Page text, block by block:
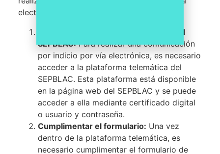
electrónica:
Acceder a la plataforma telemática del
SEPBLAC:Para realizar una comunicación
por indicio por vía electrónica, es necesario
acceder a la plataforma telemática del
SEPBLAC. Esta plataforma está disponible
en la página web del SEPBLAC y se puede
acceder a ella mediante certificado digital
o usuario y contraseña.
Cumplimentar el formulario: Una vez
dentro de la plataforma telemática, es
necesario cumplimentar el formulario de